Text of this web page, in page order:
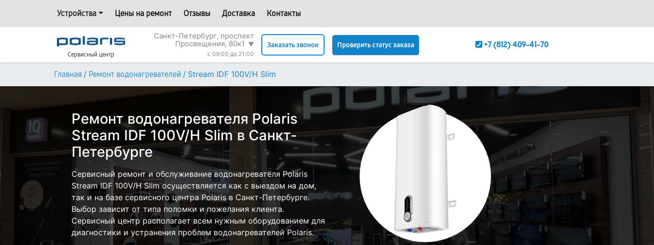
Устройства Цены на ремонт Отзывы Доставка Контакты
Сервисный центр
Санкт-Петербург, проспект
Просвещения, 80к1
▼
c 09:00 до 21:00
Заказать звонок Проверить статус заказа +7 (812) 409-41-70
Главная / Ремонт водонагревателей / Stream IDF 100V/H Slim
Ремонт водонагревателя Polaris
Stream IDF 100V/H Slim в Санкт-
Петербурге
Сервисный ремонт и обслуживание водонагревателя Polaris
Stream IDF 100V/H Slim осуществляется как с выездом на дом,
так и на базе сервисного центра Polaris в Санкт-Петербурге.
Выбор зависит от типа поломки и пожелания клиента.
Сервисный центр располагает всем нужным оборудованием для
диагностики и устранения проблем водонагревателей Polaris.